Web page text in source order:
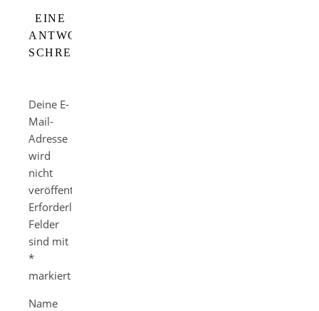
EINE
ANTWORT
SCHREIBEN
Deine E-
Mail-
Adresse
wird
nicht
veröffentlicht.
Erforderliche
Felder
sind mit
*
markiert
Name